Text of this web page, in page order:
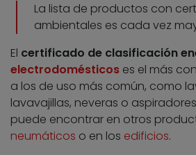
La lista de productos con
ambientales es cada vez
El certificado de clasificación
electrodomésticos es el más
a los de uso más común, como
lavavajillas, neveras o
puede encontrar en otros
neumáticos o en los edificios.